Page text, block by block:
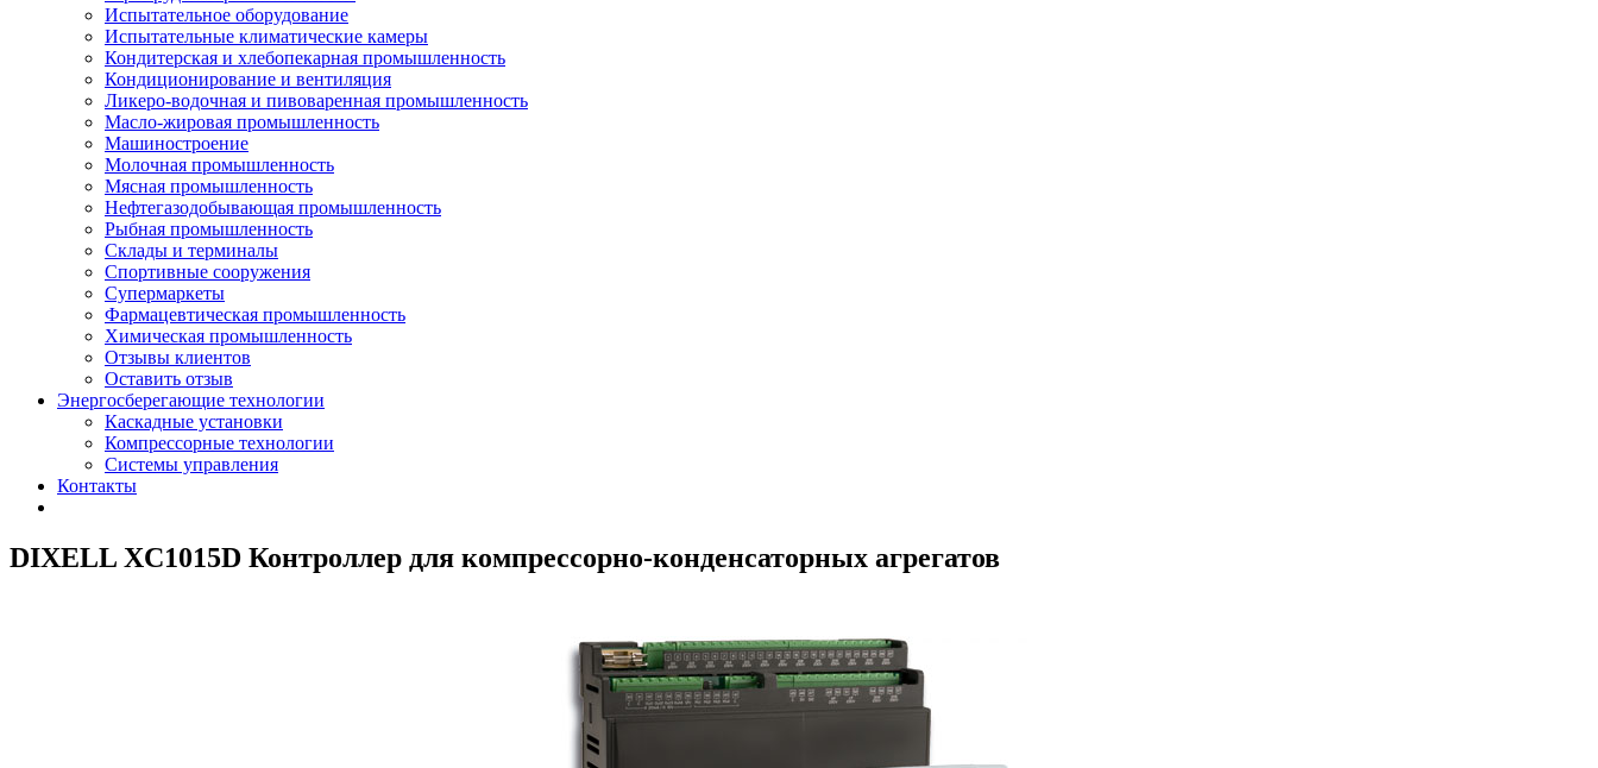
Испытательное оборудование
Испытательные климатические камеры
Кондитерская и хлебопекарная промышленность
Кондиционирование и вентиляция
Ликеро-водочная и пивоваренная промышленность
Масло-жировая промышленность
Машиностроение
Молочная промышленность
Мясная промышленность
Нефтегазодобывающая промышленность
Рыбная промышленность
Склады и терминалы
Спортивные сооружения
Супермаркеты
Фармацевтическая промышленность
Химическая промышленность
Отзывы клиентов
Оставить отзыв
Энергосберегающие технологии
Каскадные установки
Компрессорные технологии
Системы управления
Контакты
DIXELL XC1015D Контроллер для компрессорно-конденсаторных агрегатов